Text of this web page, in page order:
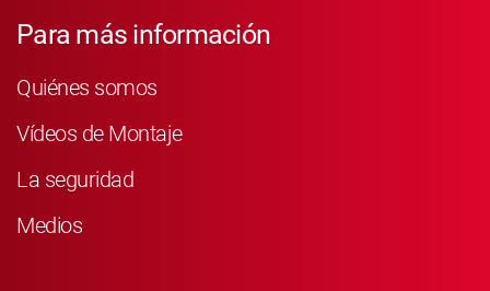
Para más información
Quiénes somos
Vídeos de Montaje
La seguridad
Medios